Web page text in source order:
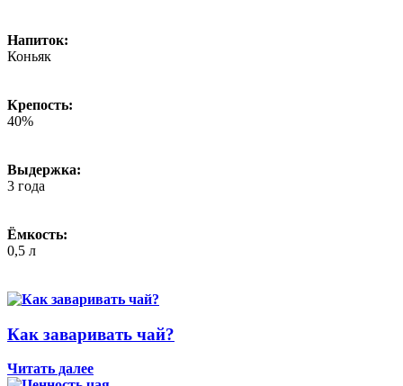
Напиток:
Коньяк
Крепость:
40%
Выдержка:
3 года
Ёмкость:
0,5 л
Как заваривать чай?
Читать далее